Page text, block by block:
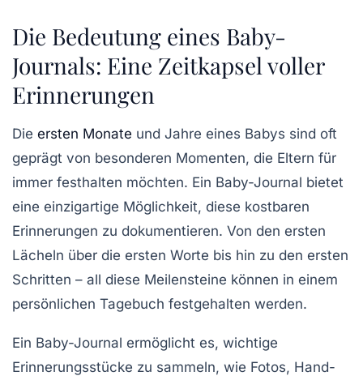
Die Bedeutung eines Baby-
Journals: Eine Zeitkapsel voller
Erinnerungen
Die ersten Monate und Jahre eines Babys sind oft
geprägt von besonderen Momenten, die Eltern für
immer festhalten möchten. Ein Baby-Journal bietet
eine einzigartige Möglichkeit, diese kostbaren
Erinnerungen zu dokumentieren. Von den ersten
Lächeln über die ersten Worte bis hin zu den ersten
Schritten – all diese Meilensteine können in einem
persönlichen Tagebuch festgehalten werden.
Ein Baby-Journal ermöglicht es, wichtige
Erinnerungsstücke zu sammeln, wie Fotos, Hand-